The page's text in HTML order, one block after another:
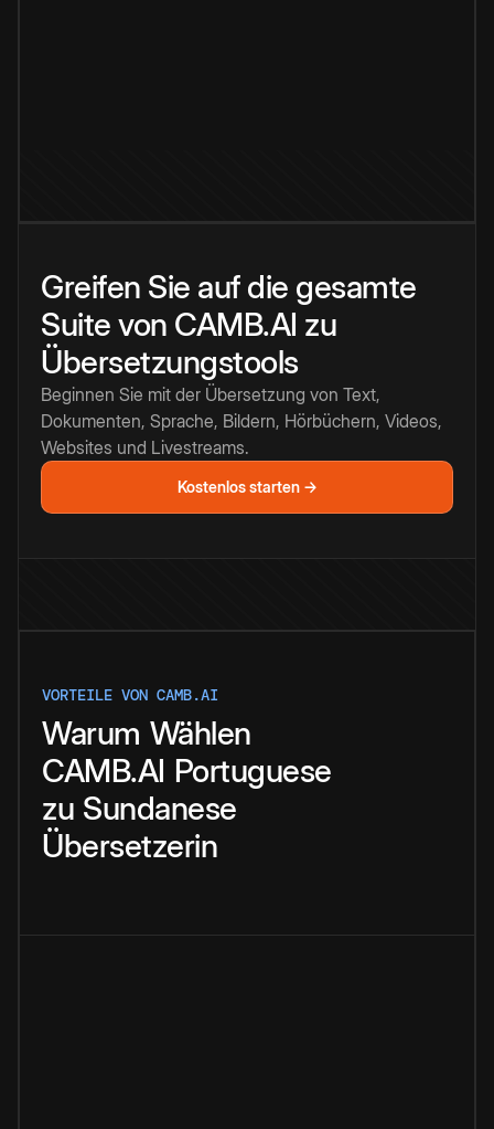
Greifen Sie auf die gesamte
Suite von CAMB.AI zu
Übersetzungstools
Beginnen Sie mit der Übersetzung von Text,
Dokumenten, Sprache, Bildern, Hörbüchern, Videos,
Websites und Livestreams.
Kostenlos starten →
VORTEILE VON CAMB.AI
Warum Wählen
CAMB.AI Portuguese
zu Sundanese
Übersetzerin